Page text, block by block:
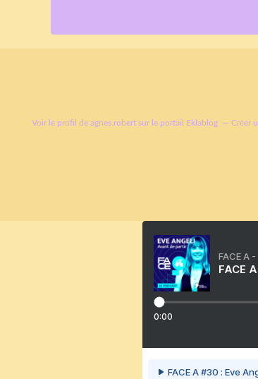
Voir le profil de agnes.robert sur le portail Eklablog Créer
FACE A
FACE
0:00
FACE A #30 : Eve